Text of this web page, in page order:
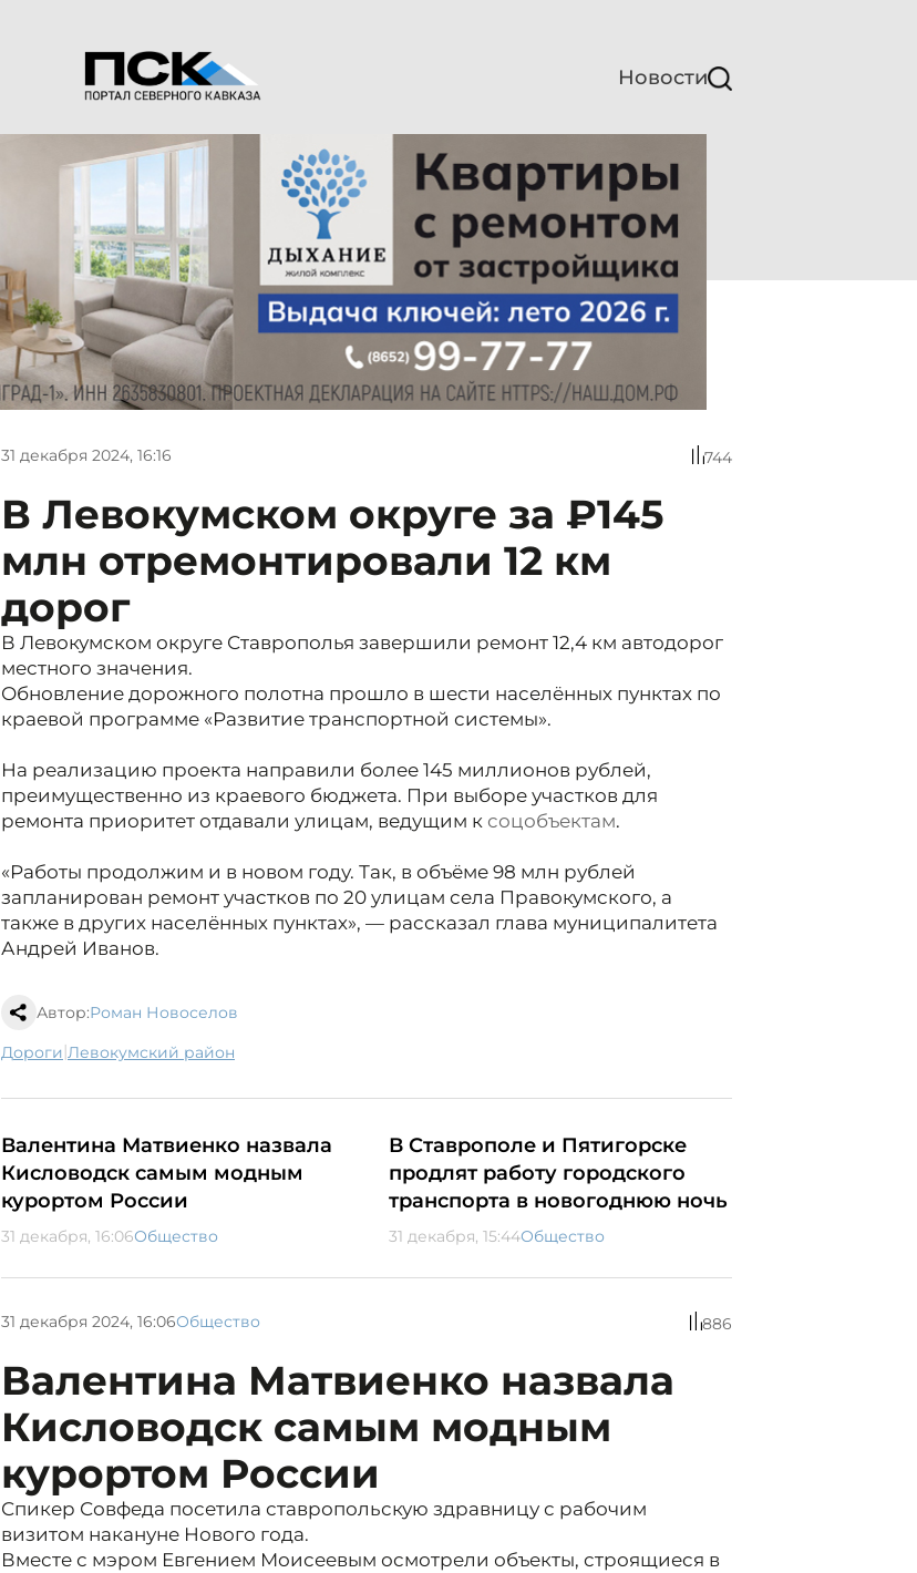
Новости
31 декабря 2024, 16:16 744
В Левокумском округе за ₽145
млн отремонтировали 12 км
дорог
В Левокумском округе Ставрополья завершили ремонт 12,4 км автодорог
местного значения.
Обновление дорожного полотна прошло в шести населённых пунктах по
краевой программе «Развитие транспортной системы».
На реализацию проекта направили более 145 миллионов рублей,
преимущественно из краевого бюджета. При выборе участков для
ремонта приоритет отдавали улицам, ведущим к соцобъектам.
«Работы продолжим и в новом году. Так, в объёме 98 млн рублей
запланирован ремонт участков по 20 улицам села Правокумского, а
также в других населённых пунктах», — рассказал глава муниципалитета
Андрей Иванов.
Автор:Роман Новоселов
дороги| Левокумский район
Валентина Матвиенко назвала
Кисловодск самым модным
курортом России
31 декабря, 16:06Общество
В Ставрополе и Пятигорске
продлят работу городского
транспорта в новогоднюю ночь
31 декабря, 15:44Общество
31 декабря 2024, 16:06Общество 886
Валентина Матвиенко назвала
Кисловодск самым модным
курортом России
Спикер Совфеда посетила ставропольскую здравницу с рабочим
визитом накануне Нового года.
Вместе с мэром Евгением Моисеевым осмотрели объекты, строящиеся в